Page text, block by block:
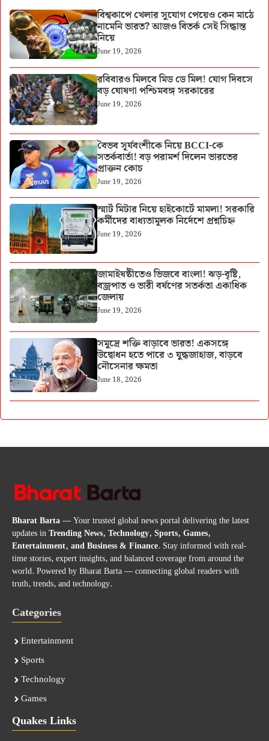
বিশ্বকাপে খেলার সুযোগ পেয়েও কেন মাঠে
নামেনি ভারত? আজও বিতর্ক সেই সিদ্ধান্ত
নিয়ে
June 19, 2026
রবিবারও মিলবে মিড ডে মিল! যোগ দিবসে
বড় ঘোষণা পশ্চিমবঙ্গ সরকারের
June 19, 2026
বৈভব সূর্যবংশীকে নিয়ে BCCI-কে
সতর্কবার্তা! বড় পরামর্শ দিলেন ভারতের
প্রাক্তন কোচ
June 19, 2026
স্মার্ট মিটার নিয়ে হাইকোর্টে মামলা! সরকারি
কর্মীদের বাধ্যতামূলক নির্দেশে প্রশ্নচিহ্ন
June 19, 2026
জামাইষষ্ঠীতেও ভিজবে বাংলা! ঝড়-বৃষ্টি,
বজ্রপাত ও ভারী বর্ষণের সতর্কতা একাধিক
জেলায়
June 19, 2026
সমুদ্রে শক্তি বাড়াবে ভারত! একসঙ্গে
উদ্বোধন হতে পারে ৩ যুদ্ধজাহাজ, বাড়বে
নৌসেনার ক্ষমতা
June 18, 2026
Bharat Barta— Your trusted global news portal delivering the latest
updates inTrending News, Technology, Sports, Games,
Entertainment, and Business & Finance. Stay informed with real-
time stories, expert insights, and balanced coverage from around the
world. Powered by Bharat Barta — connecting global readers with
truth, trends, and technology.
Categories
Entertainment
Sports
Technology
Games
Quakes Links